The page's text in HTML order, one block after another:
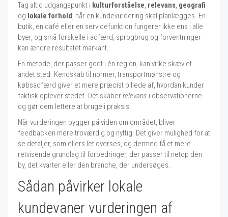
Tag altid udgangspunkt i kulturforståelse, relevans, geografi
og lokale forhold, når en kundevurdering skal planlægges. En
butik, en café eller en servicefunktion fungerer ikke ens i alle
byer, og små forskelle i adfærd, sprogbrug og forventninger
kan ændre resultatet markant.
En metode, der passer godt i én region, kan virke skæv et
andet sted. Kendskab til normer, transportmønstre og
købsadfærd giver et mere præcist billede af, hvordan kunder
faktisk oplever stedet. Det skaberrelevans i observationerne
og gør dem lettere at bruge i praksis.
Når vurderingen bygger på viden om området, bliver
feedbacken mere troværdig og nyttig. Det giver mulighed for at
se detaljer, som ellers let overses, og dermed få et mere
retvisende grundlag til forbedringer, der passer til netop den
by, det kvarter eller den branche, der undersøges.
Sådan påvirker lokale
kundevaner vurderingen af